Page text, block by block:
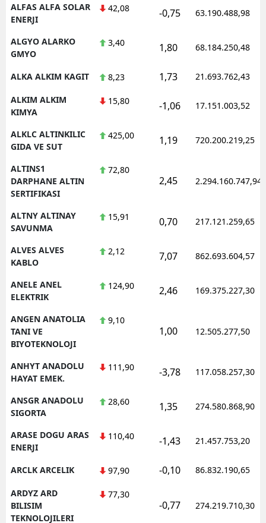
ALFAS ALFA SOLAR
ENERJI
42,08 -0,75 63.190.488,98
ALGYO ALARKO
GMYO
3,40 1,80 68.184.250,48
ALKA ALKIM KAGIT 8,23 1,73 21.693.762,43
ALKIM ALKIM
KIMYA
15,80 -1,06 17.151.003,52
ALKLC ALTINKILIC
GIDA VE SUT
425,00 1,19 720.200.219,25
ALTINS1
DARPHANE ALTIN
SERTIFIKASI
72,80
2,45 2.294.160.747,94
ALTNY ALTINAY
SAVUNMA
15,91 0,70 217.121.259,65
ALVES ALVES
KABLO
2,12 7,07 862.693.604,57
ANELE ANEL
ELEKTRIK
124,90 2,46 169.375.227,30
ANGEN ANATOLIA
TANI VE
BIYOTEKNOLOJI
9,10
1,00 12.505.277,50
ANHYT ANADOLU
HAYAT EMEK.
111,90 -3,78 117.058.257,30
ANSGR ANADOLU
SIGORTA
28,60 1,35 274.580.868,90
ARASE DOGU ARAS
ENERJI
110,40 -1,43 21.457.753,20
ARCLK ARCELIK 97,90 -0,10 86.832.190,65
ARDYZ ARD
BILISIM
TEKNOLOJILERI
77,30
-0,77 274.219.710,30